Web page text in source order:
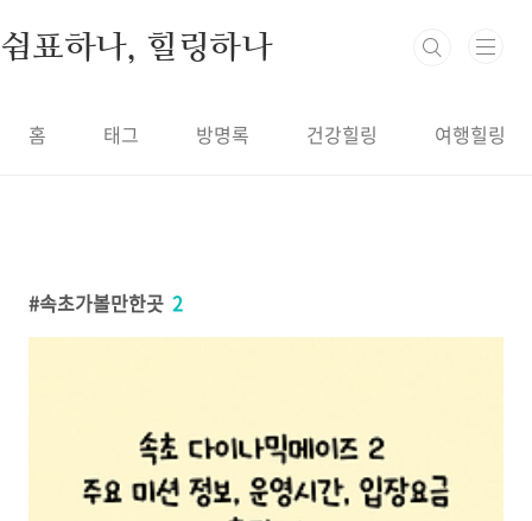
쉼표하나, 힐링하나
홈 태그 방명록 건강힐링 여행힐링
속초가볼만한곳 2